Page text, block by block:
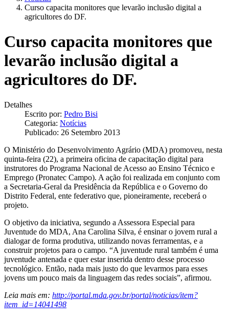
Curso capacita monitores que levarão inclusão digital a
agricultores do DF.
Curso capacita monitores que
levarão inclusão digital a
agricultores do DF.
Detalhes
Escrito por: Pedro Bisi
Categoria: Notícias
Publicado: 26 Setembro 2013
O Ministério do Desenvolvimento Agrário (MDA) promoveu, nesta
quinta-feira (22), a primeira oficina de capacitação digital para
instrutores do Programa Nacional de Acesso ao Ensino Técnico e
Emprego (Pronatec Campo). A ação foi realizada em conjunto com
a Secretaria-Geral da Presidência da República e o Governo do
Distrito Federal, ente federativo que, pioneiramente, receberá o
projeto.
O objetivo da iniciativa, segundo a Assessora Especial para
Juventude do MDA, Ana Carolina Silva, é ensinar o jovem rural a
dialogar de forma produtiva, utilizando novas ferramentas, e a
construir projetos para o campo. “A juventude rural também é uma
juventude antenada e quer estar inserida dentro desse processo
tecnológico. Então, nada mais justo do que levarmos para esses
jovens um pouco mais da linguagem das redes sociais”, afirmou.
Leia mais em: http://portal.mda.gov.br/portal/noticias/item?
item_id=14041498